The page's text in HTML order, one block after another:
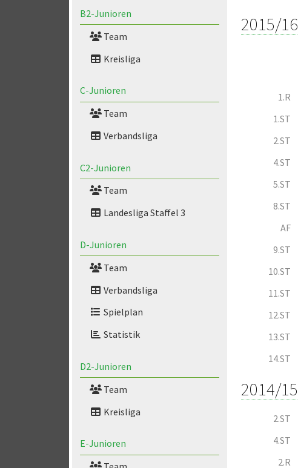
B2-Junioren
Team
Kreisliga
C-Junioren
Team
Verbandsliga
C2-Junioren
Team
Landesliga Staffel 3
D-Junioren
Team
Verbandsliga
Spielplan
Statistik
D2-Junioren
Team
Kreisliga
E-Junioren
2015/16
1.R
1.ST
2.ST
4.ST
5.ST
8.ST
AF
9.ST
10.ST
11.ST
12.ST
13.ST
14.ST
2014/15
2.ST
4.ST
2.R